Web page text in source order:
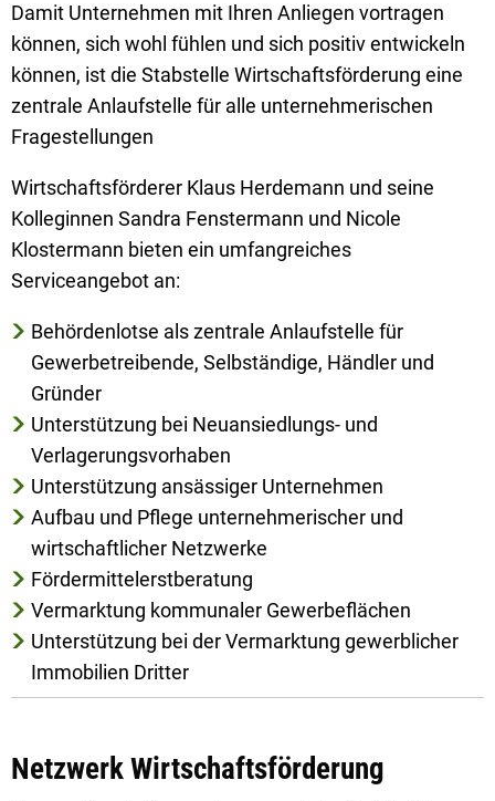
Damit Unternehmen mit Ihren Anliegen vortragen
können, sich wohl fühlen und sich positiv entwickeln
können, ist die Stabstelle Wirtschaftsförderung eine
zentrale Anlaufstelle für alle unternehmerischen
Fragestellungen
Wirtschaftsförderer Klaus Herdemann und seine
Kolleginnen Sandra Fenstermann und Nicole
Klostermann bieten ein umfangreiches
Serviceangebot an:
Behördenlotse als zentrale Anlaufstelle für
Gewerbetreibende, Selbständige, Händler und
Gründer
Unterstützung bei Neuansiedlungs- und
Verlagerungsvorhaben
Unterstützung ansässiger Unternehmen
Aufbau und Pflege unternehmerischer und
wirtschaftlicher Netzwerke
Fördermittelerstberatung
Vermarktung kommunaler Gewerbeflächen
Unterstützung bei der Vermarktung gewerblicher
Immobilien Dritter
Netzwerk Wirtschaftsförderung